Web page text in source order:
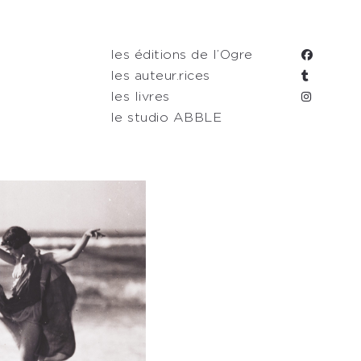
les éditions de l’Ogre
les auteur.rices
les livres
le studio ABBLE